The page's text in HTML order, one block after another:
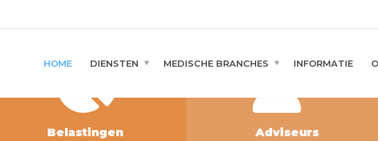
HOME DIENSTEN MEDISCHE BRANCHES INFORMATIE
Belastingen Adviseurs